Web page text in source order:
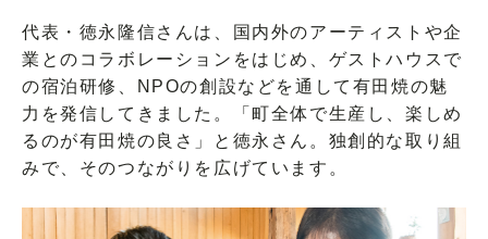
代表・徳永隆信さんは、国内外のアーティストや企
業とのコラボレーションをはじめ、ゲストハウスで
の宿泊研修、NPOの創設などを通して有田焼の魅
力を発信してきました。「町全体で生産し、楽しめ
るのが有田焼の良さ」と徳永さん。独創的な取り組
みで、そのつながりを広げています。